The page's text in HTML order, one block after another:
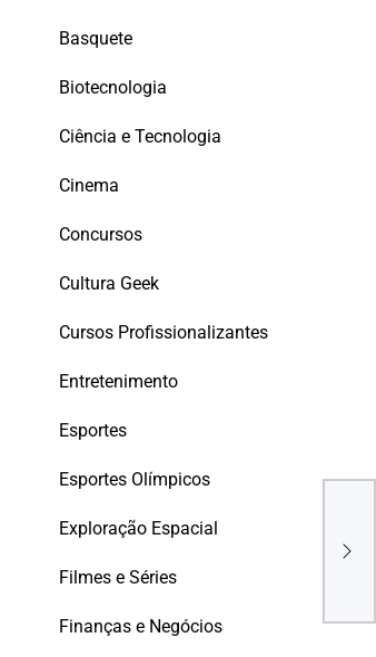
Basquete
Biotecnologia
Ciência e Tecnologia
Cinema
Concursos
Cultura Geek
Cursos Profissionalizantes
Entretenimento
Esportes
Esportes Olímpicos
Exploração Espacial
Filmes e Séries
Finanças e Negócios